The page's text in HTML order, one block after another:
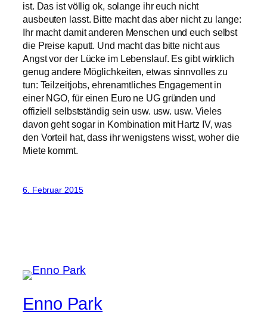
ist. Das ist völlig ok, solange ihr euch nicht
ausbeuten lasst. Bitte macht das aber nicht zu lange:
Ihr macht damit anderen Menschen und euch selbst
die Preise kaputt. Und macht das bitte nicht aus
Angst vor der Lücke im Lebenslauf. Es gibt wirklich
genug andere Möglichkeiten, etwas sinnvolles zu
tun: Teilzeitjobs, ehrenamtliches Engagement in
einer NGO, für einen Euro ne UG gründen und
offiziell selbstständig sein usw. usw. usw. Vieles
davon geht sogar in Kombination mit Hartz IV, was
den Vorteil hat, dass ihr wenigstens wisst, woher die
Miete kommt.
6. Februar 2015
Enno Park